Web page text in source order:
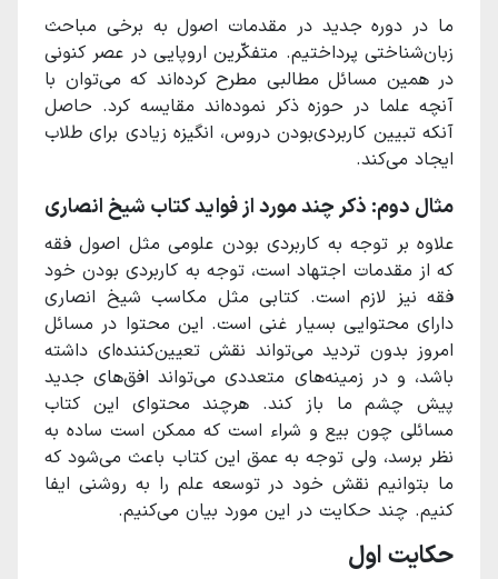
ما در دوره جدید در مقدمات اصول به برخی مباحث‌
زبان‌شناختی پرداختیم. متفکّرین اروپایی در عصر کنونی
در همین مسائل مطالبی مطرح‌ کرده‌اند که می‌توان با
آنچه علما در حوزه ذکر نموده‌اند مقایسه کرد. حاصل
آنکه تبیین کاربردی‌بودن دروس، انگیزه زیادی برای طلاب
ایجاد می‌کند.
مثال دوم: ذکر چند مورد از فواید کتاب شیخ انصاری
علاوه بر توجه به کاربردی بودن علومی مثل اصول فقه
که از مقدمات اجتهاد است، توجه به کاربردی بودن خود
فقه نیز لازم است. کتابی مثل مکاسب شیخ انصاری
دارای محتوایی بسیار غنی است. این محتوا در مسائل
امروز بدون تردید می‌تواند نقش تعیین‌کننده‌ای داشته
باشد، و در زمینه‌های متعددی می‌تواند افق‌های جدید
پیش چشم ما باز کند. هرچند محتوای این کتاب
مسائلی چون بیع و شراء است که ممکن است ساده به
نظر برسد، ولی توجه به عمق این کتاب باعث می‌شود که
ما بتوانیم نقش خود در توسعه علم را به روشنی ایفا
کنیم. چند حکایت در این مورد بیان می‌کنیم.
حکایت اول